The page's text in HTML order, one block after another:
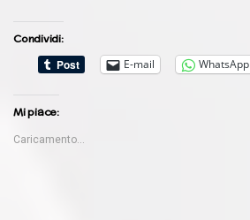
Condividi:
E-mail
WhatsApp
Mi piace:
Caricamento...